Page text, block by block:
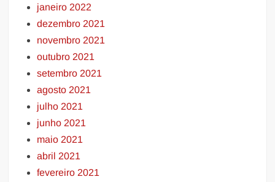
janeiro 2022
dezembro 2021
novembro 2021
outubro 2021
setembro 2021
agosto 2021
julho 2021
junho 2021
maio 2021
abril 2021
fevereiro 2021